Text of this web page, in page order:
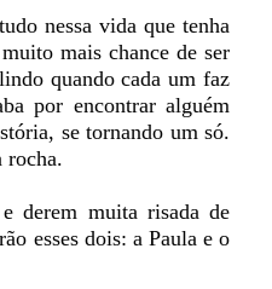
nessa vida que tenha
mais chance de ser
quando cada um faz
por encontrar alguém
se tornando um só.
rocha.
derem muita risada de
esses dois: a Paula e o